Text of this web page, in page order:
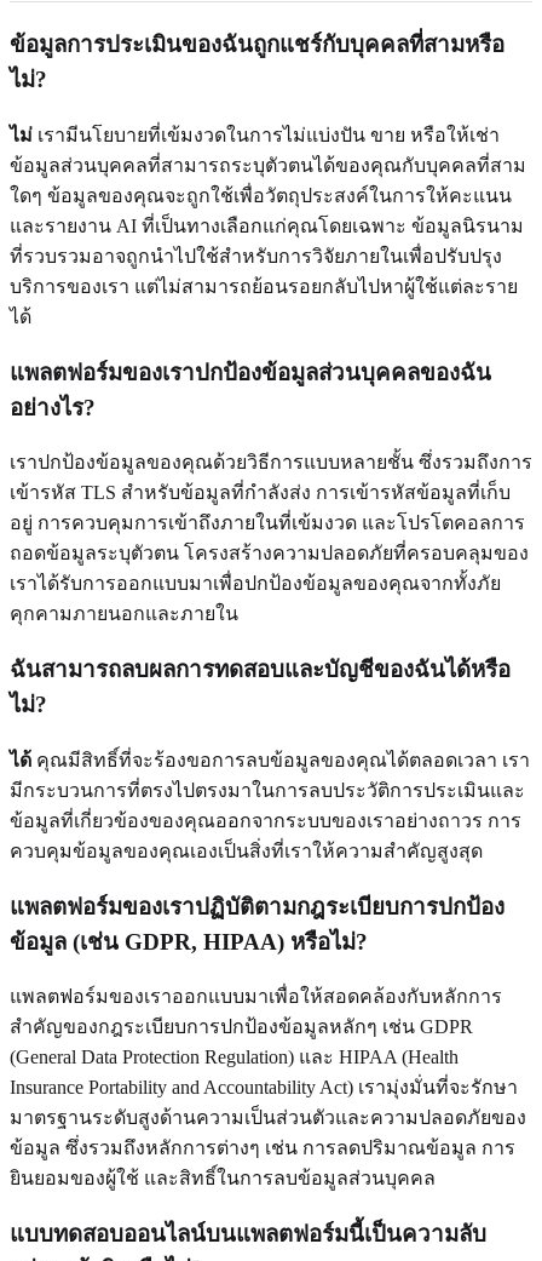
ข้อมูลการประเมินของฉันถูกแชร์กับบุคคลที่สามหรือ
ไม่?
ไม่ เรามีนโยบายที่เข้มงวดในการไม่แบ่งปัน ขาย หรือให้เช่า
ข้อมูลส่วนบุคคลที่สามารถระบุตัวตนได้ของคุณกับบุคคลที่สาม
ใดๆ ข้อมูลของคุณจะถูกใช้เพื่อวัตถุประสงค์ในการให้คะแนน
และรายงาน AI ที่เป็นทางเลือกแก่คุณโดยเฉพาะ ข้อมูลนิรนาม
ที่รวบรวมอาจถูกนำไปใช้สำหรับการวิจัยภายในเพื่อปรับปรุง
บริการของเรา แต่ไม่สามารถย้อนรอยกลับไปหาผู้ใช้แต่ละราย
ได้
แพลตฟอร์มของเราปกป้องข้อมูลส่วนบุคคลของฉัน
อย่างไร?
เราปกป้องข้อมูลของคุณด้วยวิธีการแบบหลายชั้น ซึ่งรวมถึงการ
เข้ารหัส TLS สำหรับข้อมูลที่กำลังส่ง การเข้ารหัสข้อมูลที่เก็บ
อยู่ การควบคุมการเข้าถึงภายในที่เข้มงวด และโปรโตคอลการ
ถอดข้อมูลระบุตัวตน โครงสร้างความปลอดภัยที่ครอบคลุมของ
เราได้รับการออกแบบมาเพื่อปกป้องข้อมูลของคุณจากทั้งภัย
คุกคามภายนอกและภายใน
ฉันสามารถลบผลการทดสอบและบัญชีของฉันได้หรือ
ไม่?
ได้ คุณมีสิทธิ์ที่จะร้องขอการลบข้อมูลของคุณได้ตลอดเวลา เรา
มีกระบวนการที่ตรงไปตรงมาในการลบประวัติการประเมินและ
ข้อมูลที่เกี่ยวข้องของคุณออกจากระบบของเราอย่างถาวร การ
ควบคุมข้อมูลของคุณเองเป็นสิ่งที่เราให้ความสำคัญสูงสุด
แพลตฟอร์มของเราปฏิบัติตามกฎระเบียบการปกป้อง
ข้อมูล (เช่น GDPR, HIPAA) หรือไม่?
แพลตฟอร์มของเราออกแบบมาเพื่อให้สอดคล้องกับหลักการ
สำคัญของกฎระเบียบการปกป้องข้อมูลหลักๆ เช่น GDPR
(General Data Protection Regulation) และ HIPAA (Health
Insurance Portability and Accountability Act) เรามุ่งมั่นที่จะรักษา
มาตรฐานระดับสูงด้านความเป็นส่วนตัวและความปลอดภัยของ
ข้อมูล ซึ่งรวมถึงหลักการต่างๆ เช่น การลดปริมาณข้อมูล การ
ยินยอมของผู้ใช้ และสิทธิ์ในการลบข้อมูลส่วนบุคคล
แบบทดสอบออนไลน์บนแพลตฟอร์มนี้เป็นความลับ